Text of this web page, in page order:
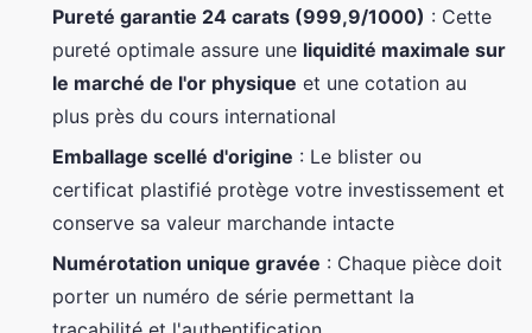
Pureté garantie 24 carats (999,9/1000) : Cette
pureté optimale assure une liquidité maximale sur
le marché de l'or physique et une cotation au
plus près du cours international
Emballage scellé d'origine : Le blister ou
certificat plastifié protège votre investissement et
conserve sa valeur marchande intacte
Numérotation unique gravée : Chaque pièce doit
porter un numéro de série permettant la